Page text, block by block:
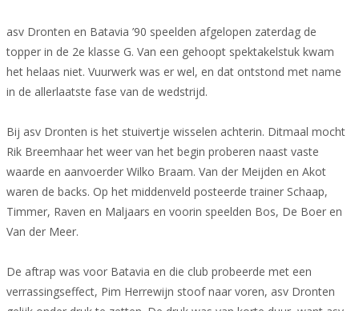
asv Dronten en Batavia ’90 speelden afgelopen zaterdag de
topper in de 2e klasse G. Van een gehoopt spektakelstuk kwam
het helaas niet. Vuurwerk was er wel, en dat ontstond met name
in de allerlaatste fase van de wedstrijd.
Bij asv Dronten is het stuivertje wisselen achterin. Ditmaal mocht
Rik Breemhaar het weer van het begin proberen naast vaste
waarde en aanvoerder Wilko Braam. Van der Meijden en Akot
waren de backs. Op het middenveld posteerde trainer Schaap,
Timmer, Raven en Maljaars en voorin speelden Bos, De Boer en
Van der Meer.
De aftrap was voor Batavia en die club probeerde met een
verrassingseffect, Pim Herrewijn stoof naar voren, asv Dronten